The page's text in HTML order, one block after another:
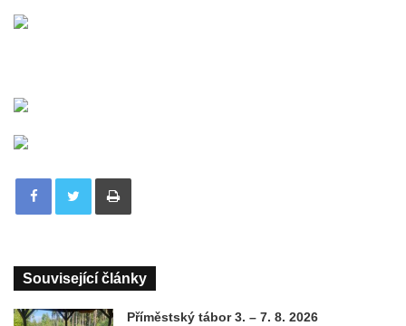
Tisknout
Související články
Příměstský tábor 3. – 7. 8. 2026